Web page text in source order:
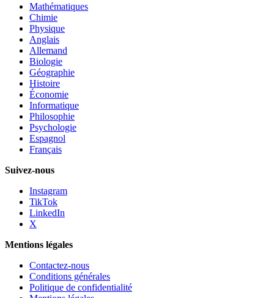
Mathématiques
Chimie
Physique
Anglais
Allemand
Biologie
Géographie
Histoire
Économie
Informatique
Philosophie
Psychologie
Espagnol
Français
Suivez-nous
Instagram
TikTok
LinkedIn
X
Mentions légales
Contactez-nous
Conditions générales
Politique de confidentialité